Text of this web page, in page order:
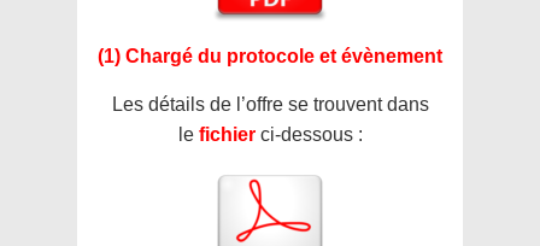
(1) Chargé du protocole et évènement
Les détails de l’offre se trouvent dans
le fichier ci-dessous :